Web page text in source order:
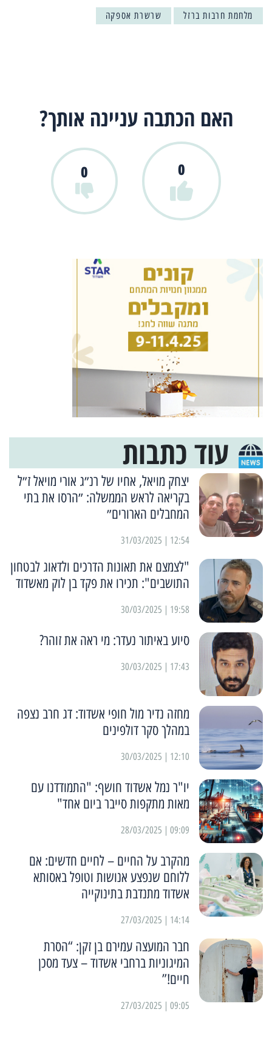
מלחמת חרבות ברזל שרשרת אספקה
האם הכתבה עניינה אותך?
0
0
עוד כתבות
יצחק מויאל, אחיו של רנ״ג אורי מויאל ז״ל
בקריאה לראש הממשלה: ״הרסו את בתי
המחבלים הארורים״
12:54 | 31/03/2025
"לצמצם את תאונות הדרכים ולדאוג לבטחון
התושבים": תכירו את פקד בן לוק מאשדוד
19:58 | 30/03/2025
סיוע באיתור נעדר: מי ראה את זוהר?
17:43 | 30/03/2025
מחזה נדיר מול חופי אשדוד: דג חרב נצפה
במהלך סקר דולפינים
12:10 | 30/03/2025
יו"ר נמל אשדוד חושף: "התמודדנו עם
מאות מתקפות סייבר ביום אחד"
09:09 | 28/03/2025
מהקרב על החיים – לחיים חדשים: אם
ללוחם שנפצע אנושות וטופל באסותא
אשדוד מתנדבת בתינוקייה
14:14 | 27/03/2025
חבר המועצה עמירם בן זקן: “הסרת
המיגוניות ברחבי אשדוד – צעד מסכן
חיים!”
09:05 | 27/03/2025